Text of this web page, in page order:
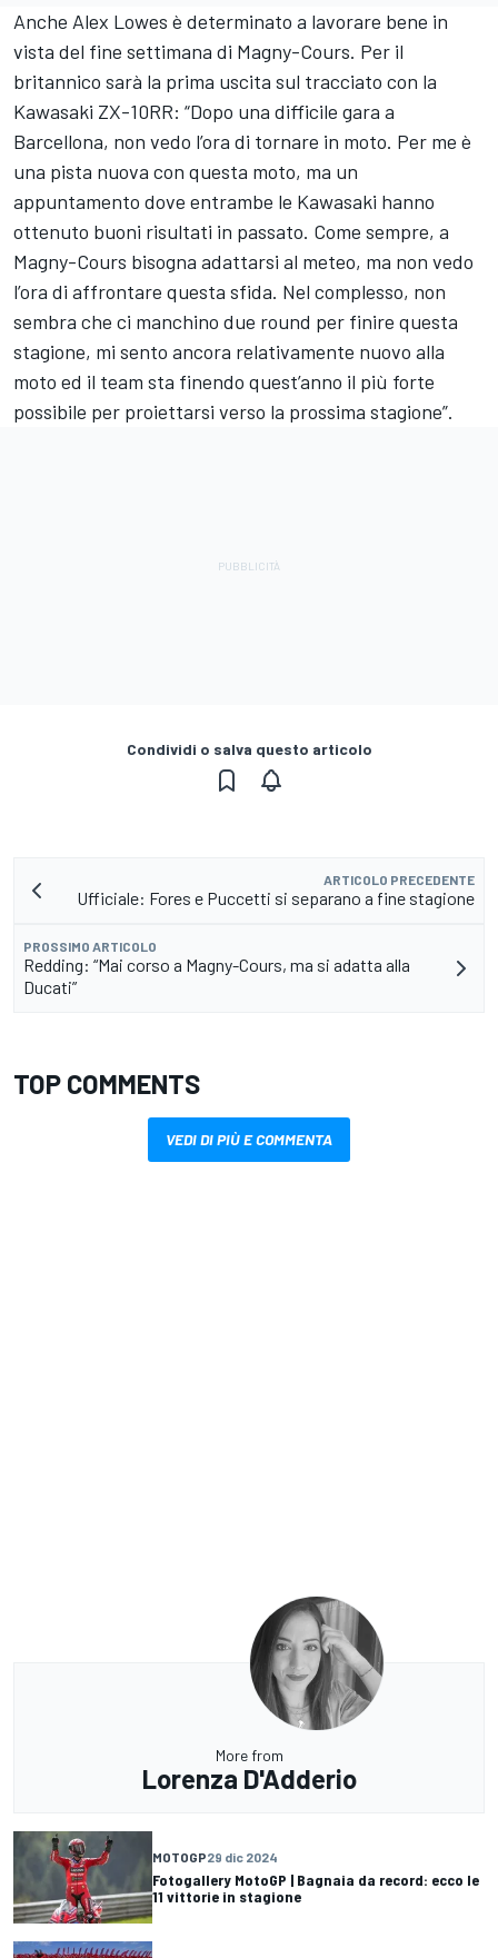
Anche Alex Lowes è determinato a lavorare bene in
vista del fine settimana di Magny-Cours. Per il
britannico sarà la prima uscita sul tracciato con la
Kawasaki ZX-10RR: “Dopo una difficile gara a
Barcellona, non vedo l’ora di tornare in moto. Per me è
una pista nuova con questa moto, ma un
appuntamento dove entrambe le Kawasaki hanno
ottenuto buoni risultati in passato. Come sempre, a
Magny-Cours bisogna adattarsi al meteo, ma non vedo
l’ora di affrontare questa sfida. Nel complesso, non
sembra che ci manchino due round per finire questa
stagione, mi sento ancora relativamente nuovo alla
moto ed il team sta finendo quest’anno il più forte
possibile per proiettarsi verso la prossima stagione”.
Condividi o salva questo articolo
ARTICOLO PRECEDENTE
Ufficiale: Fores e Puccetti si separano a fine stagione
PROSSIMO ARTICOLO
Redding: “Mai corso a Magny-Cours, ma si adatta alla
Ducati”
TOP COMMENTS
VEDI DI PIÙ E COMMENTA
More from
Lorenza D'Adderio
MOTOGP29 dic 2024
Fotogallery MotoGP | Bagnaia da record: ecco le
11 vittorie in stagione